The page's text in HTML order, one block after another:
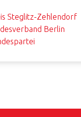
Steglitz-Zehlendorf
Berlin